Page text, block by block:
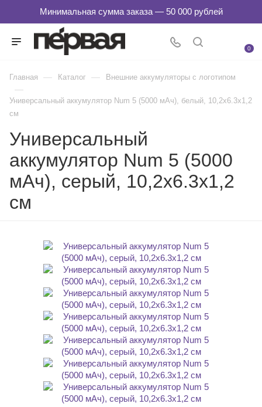
0
Главная — Каталог — Внешние аккумуляторы с логотипом
—
Универсальный аккумулятор Num 5 (5000 мАч), белый, 10,2х6.3х1,2
см
Универсальный
аккумулятор Num 5 (5000
мАч), серый, 10,2х6.3х1,2
см